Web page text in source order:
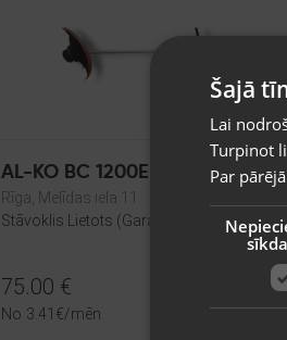
AL-KO BC 1200E
Rīga, Melīdas iela 11
Stāvoklis Lietots (Garantija 6 mēneši)
75.00 €
No 3.41 €/mēn.
Šajā
Lai
Turpinot
Par